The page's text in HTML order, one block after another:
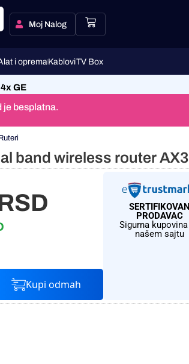
Moj Nalog
i opremaKabloviTV Box
GE
je besplatna.
Ruteri
band wireless router
Kupi odmah
SERTIFIKOVAN
PRODAVAC
Sigurna
našem sajtu